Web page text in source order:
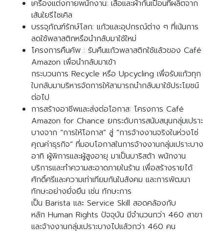
เครื่องแต่งกายพนักงาน: เสื้อและผ้ากันเปื้อนที่ผลิตจาก
เส้นใยรีไซเคิล
บรรจุภัณฑ์รักษ์โลก: แก้วและอุปกรณ์ต่าง ๆ ที่เน้นการ
ลดใช้พลาสติกหรือนำกลับมาใช้ใหม่
โครงการคืนคัพ : รับคืนแก้วพลาสติกใช้แล้วของ Café
Amazon เพื่อนำกลับมาเข้า
กระบวนการ Recycle หรือ Upcycling เพื่อรับแก้วทุก
ใบกลับมาบริหารจัดการให้สามารถนำกลับมาใช้ประโยชน์
ต่อไป
การสร้างอาชีพและส่งต่อโอกาส: โครงการ Café
Amazon for Chance ยกระดับการสนับสนุนกลุ่มเปราะ
บางจาก “การให้โอกาส” สู่ “การจ้างงานจริงในห่วงโซ่
คุณค่าธุรกิจ” ที่มอบโอกาสในการจ้างงานกลุ่มเปราะบาง
อาทิ ผู้พิการและผู้สูงอายุ มาเป็นบาริสต้า พนักงาน
บริการและทำความสะอาดภายในร้าน เพื่อสร้างรายได้
ศักดิ์ศรีและความเท่าเทียมกันในสังคม และการพัฒนา
ทักษะอย่างยั่งยืน เช่น ทักษะการ
เป็น Barista และ Service Skill สอดคล้องกับ
หลัก Human Rights ปัจจุบัน มีจำนวนกว่า 460 สาขา
และจ้างงานกลุ่มเปราะบางไปแล้วกว่า 460 คน